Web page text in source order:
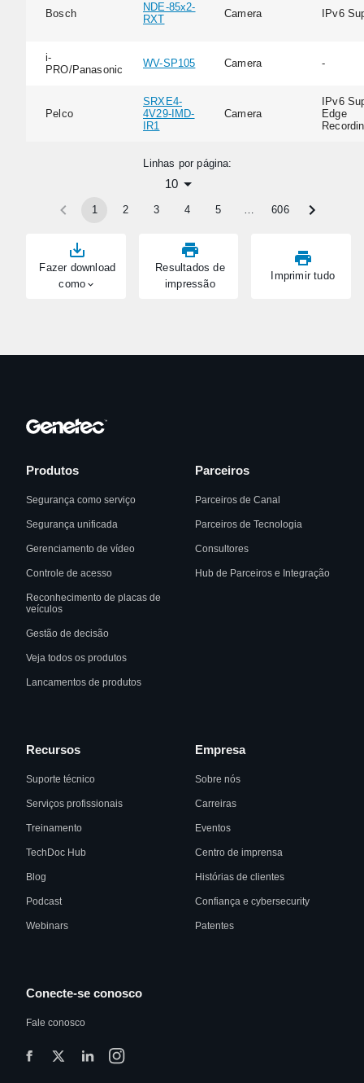
Fazer download
como
Resultados de
impressão
Imprimir tudo
Bosch
NDE-85x2-
RXT
Camera IPv6
i-
PRO/Panasonic
WV-SP105 Camera -
Pelco
SRXE4-
4V29-IMD-
IR1
Camera
IPv6
Edge
Linhas por página:
10
1 2 3 4 5 … 606
Produtos
Segurança como serviço
Segurança unificada
Gerenciamento de vídeo
Controle de acesso
Reconhecimento de placas de
veículos
Gestão de decisão
Veja todos os produtos
Lancamentos de produtos
Parceiros
Parceiros de Canal
Parceiros de Tecnologia
Consultores
Hub de Parceiros e Integração
Recursos
Suporte técnico
Serviços profissionais
Treinamento
TechDoc Hub
Blog
Podcast
Webinars
Empresa
Sobre nós
Carreiras
Eventos
Centro de imprensa
Histórias de clientes
Confiança e cybersecurity
Patentes
Conecte-se conosco
Fale conosco